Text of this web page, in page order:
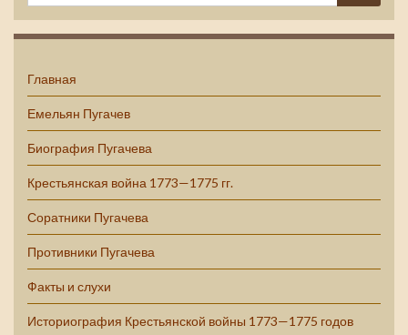
Емельян Пугачев
Главная
Емельян Пугачев
Биография Пугачева
Крестьянская война 1773—1775 гг.
Соратники Пугачева
Противники Пугачева
Факты и слухи
Историография Крестьянской войны 1773—1775 годов